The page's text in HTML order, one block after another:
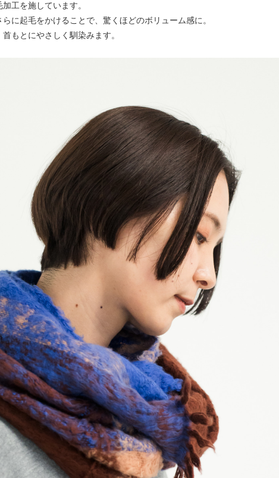
工を施しています。
に起毛をかけることで、驚くほどのボリューム感に。
もとにやさしく馴染みます。